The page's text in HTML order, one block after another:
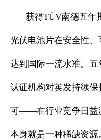
获得TÜV南德五年
光伏电池片在安全性
达到国际一流水准。
认证机构对英发持续
可——在行业竞争日益
本身就是一种稀缺资源